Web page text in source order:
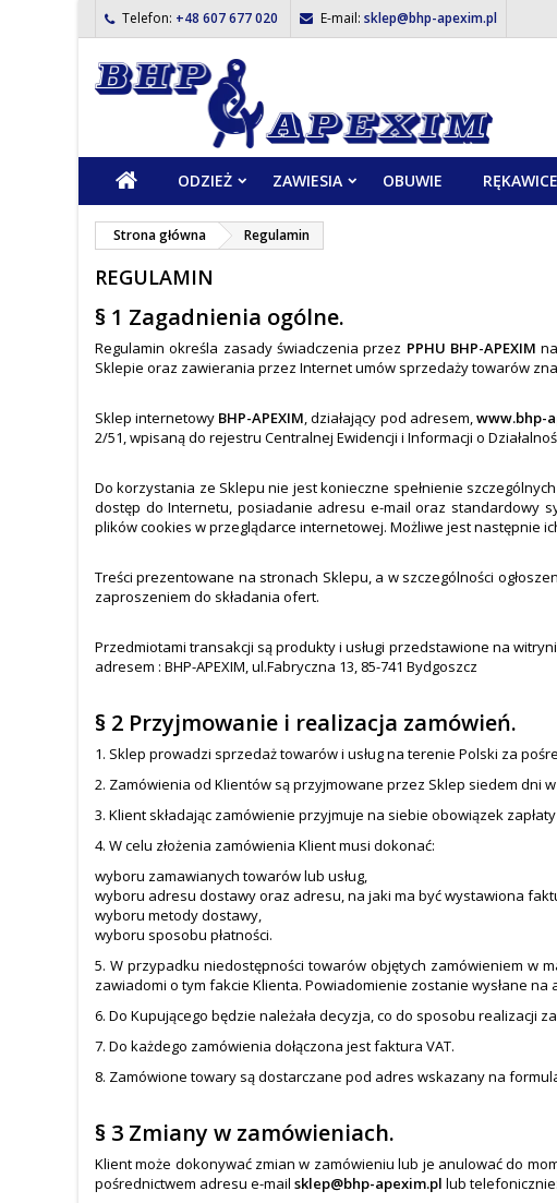
Telefon: +48 607 677 020 E-mail: sklep@bhp-apexim.pl
ODZIEŻ ZAWIESIA OBUWIE RĘKAWICE
Strona główna Regulamin
REGULAMIN
§ 1 Zagadnienia ogólne.
Regulamin określa zasady świadczenia przez PPHU BHP-APEXIM
Sklepie oraz zawierania przez Internet umów sprzedaży towarów
Sklep internetowy BHP-APEXIM, działający pod adresem,www.bhp-
2/51, wpisaną do rejestru Centralnej Ewidencji i Informacji o
Do korzystania ze Sklepu nie jest konieczne spełnienie
dostęp do Internetu, posiadanie adresu e-mail oraz standardowy
plików cookies w przeglądarce internetowej. Możliwe jest następnie
Treści prezentowane na stronach Sklepu, a w szczególności
zaproszeniem do składania ofert.
Przedmiotami transakcji są produkty i usługi przedstawione na
adresem : BHP-APEXIM, ul.Fabryczna 13, 85-741 Bydgoszcz
§ 2 Przyjmowanie i realizacja zamówień.
1. Sklep prowadzi sprzedaż towarów i usług na terenie Polski za
2. Zamówienia od Klientów są przyjmowane przez Sklep siedem dni
3. Klient składając zamówienie przyjmuje na siebie obowiązek
4. W celu złożenia zamówienia Klient musi dokonać:
wyboru zamawianych towarów lub usług,
wyboru adresu dostawy oraz adresu, na jaki ma być wystawiona
wyboru metody dostawy,
wyboru sposobu płatności.
5. W przypadku niedostępności towarów objętych zamówieniem w
zawiadomi o tym fakcie Klienta. Powiadomienie zostanie wysłane
6. Do Kupującego będzie należała decyzja, co do sposobu realizacji
7. Do każdego zamówienia dołączona jest faktura VAT.
8. Zamówione towary są dostarczane pod adres wskazany na
§ 3 Zmiany w zamówieniach.
Klient może dokonywać zmian w zamówieniu lub je anulować do
pośrednictwem adresu e-mail sklep@bhp-apexim.pl lub telefonicznie: